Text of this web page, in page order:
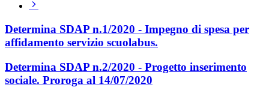
Determina SDAP n.1/2020 - Impegno di spesa per
affidamento servizio scuolabus.
Determina SDAP n.2/2020 - Progetto inserimento
sociale. Proroga al 14/07/2020